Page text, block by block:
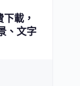
載，
、文字